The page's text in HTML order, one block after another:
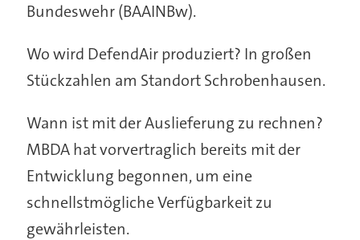
Bundeswehr (BAAINBw).
Wo wird DefendAir produziert? In großen
Stückzahlen am Standort Schrobenhausen.
Wann ist mit der Auslieferung zu rechnen?
MBDA hat vorvertraglich bereits mit der
Entwicklung begonnen, um eine
schnellstmögliche Verfügbarkeit zu
gewährleisten.